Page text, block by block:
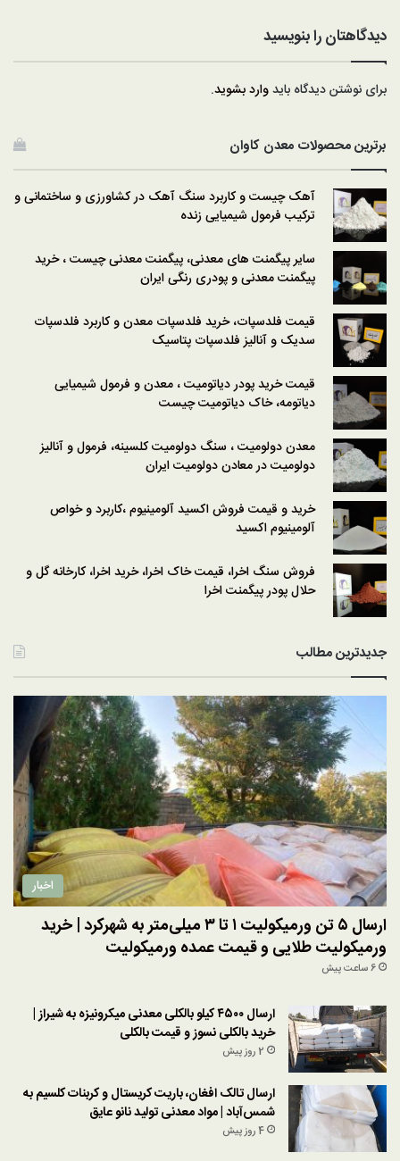
دیدگاهتان را بنویسید
برای نوشتن دیدگاه بایدوارد بشوید.
برترین محصولات معدن کاوان
آهک چیست و کاربرد سنگ آهک در کشاورزی و ساختمانی و
ترکیب فرمول شیمیایی زنده
سایر پیگمنت های معدنی، پیگمنت معدنی چیست ، خرید
پیگمنت معدنی و پودری رنگی ایران
قیمت فلدسپات، خرید فلدسپات معدن و کاربرد فلدسپات
سدیک و آنالیز فلدسپات پتاسیک
قیمت خرید پودر دیاتومیت ، معدن و فرمول شیمیایی
دیاتومه، خاک دیاتومیت چیست
معدن دولومیت ، سنگ دولومیت کلسینه، فرمول و آنالیز
دولومیت در معادن دولومیت ایران
خرید و قیمت فروش اکسید آلومینیوم ،کاربرد و خواص
آلومینیوم اکسید
فروش سنگ اخرا، قیمت خاک اخرا، خرید اخرا، کارخانه گل و
حلال پودر پیگمنت اخرا
جدیدترین مطالب
اخبار
ارسال ۵ تن ورمیکولیت ۱ تا ۳ میلی‌متر به شهرکرد | خرید
ورمیکولیت طلایی و قیمت عمده ورمیکولیت
6 ساعت پیش
ارسال ۴۵۰۰ کیلو بالکلی معدنی میکرونیزه به شیراز |
خرید بالکلی نسوز و قیمت بالکلی
2 روز پیش
ارسال تالک افغان، باریت کریستال و کربنات کلسیم به
شمس‌آباد | مواد معدنی تولید نانو عایق
4 روز پیش